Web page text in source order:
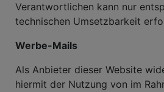
Verantwortlichen kann nur
technischen Umsetzbarkeit
Werbe-Mails
Als Anbieter dieser Website
hiermit der Nutzung von im